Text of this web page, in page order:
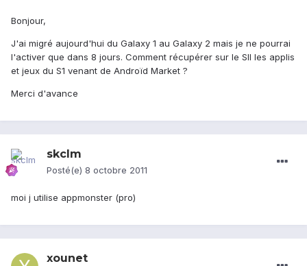
Bonjour,
J'ai migré aujourd'hui du Galaxy 1 au Galaxy 2 mais je ne pourrai
l'activer que dans 8 jours. Comment récupérer sur le SII les applis
et jeux du S1 venant de Androïd Market ?
Merci d'avance
skclm
Posté(e) 8 octobre 2011
moi j utilise appmonster (pro)
xounet